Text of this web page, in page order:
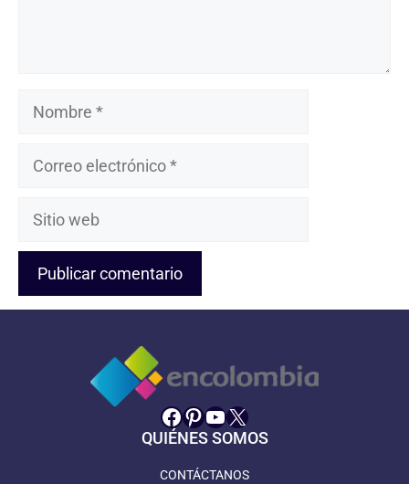
Nombre
Sitio
Facebook
Pinterest
YouTube
X
QUIÉNES SOMOS
CONTÁCTANOS